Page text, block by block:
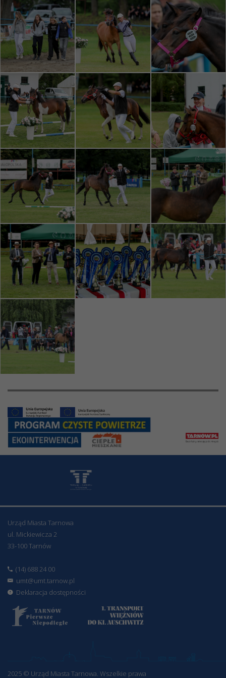
Urząd Miasta Tarnowa
ul. Mickiewicza 2
33-100 Tarnów
(14) 688 24 00
umt@umt.tarnow.pl
Deklaracja dostępności
2025 © Urząd Miasta Tarnowa. Wszelkie prawa